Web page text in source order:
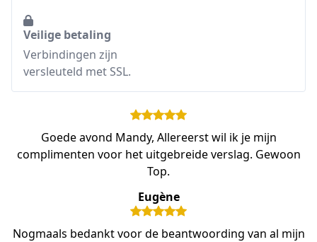
Veilige betaling
Verbindingen zijn
versleuteld met SSL.
Goede avond Mandy, Allereerst wil ik je mijn
complimenten voor het uitgebreide verslag. Gewoon
Top.
Eugène
Nogmaals bedankt voor de beantwoording van al mijn